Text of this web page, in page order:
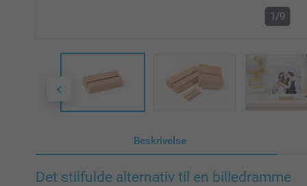
1/9
Beskrivelse
Det stilfulde alternativ til en billedramme